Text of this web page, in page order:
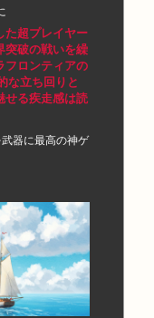
た超プレイヤー
突破の戦いを繰
フロンティアの
な立ち回りと
せる疾走感は読
器に最高の神ゲ